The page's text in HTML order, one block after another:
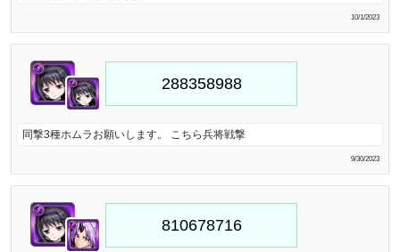
10/1/2023
同撃3種ホムラお願いします。 こちら兵将戦撃
9/30/2023